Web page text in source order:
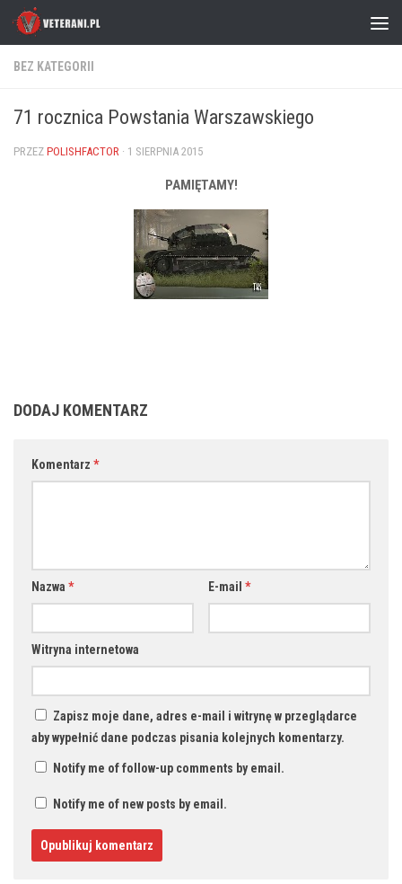
Skip to content
BEZ KATEGORII
71 rocznica Powstania Warszawskiego
PRZEZ POLISHFACTOR · 1 SIERPNIA 2015
PAMIĘTAMY!
DODAJ KOMENTARZ
Komentarz *
Nazwa * E-mail *
Witryna internetowa
Zapisz moje dane, adres e-mail i witrynę w przeglądarce
aby wypełnić dane podczas pisania kolejnych komentarzy.
Notify me of follow-up comments by email.
Notify me of new posts by email.